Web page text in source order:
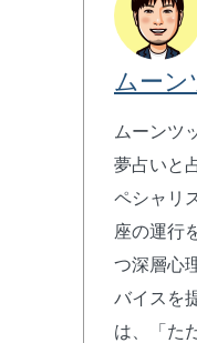
ムー
ムーンツ
夢占いと
ペシャリ
座の運行
つ深層心
バイスを
は、「た